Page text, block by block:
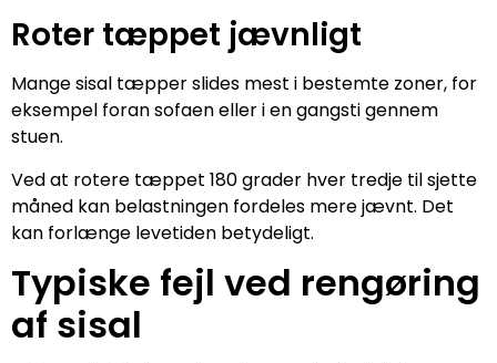
Roter tæppet jævnligt
Mange sisal tæpper slides mest i bestemte zoner, for
eksempel foran sofaen eller i en gangsti gennem
stuen.
Ved at rotere tæppet 180 grader hver tredje til sjette
måned kan belastningen fordeles mere jævnt. Det
kan forlænge levetiden betydeligt.
Typiske fejl ved rengøring
af sisal